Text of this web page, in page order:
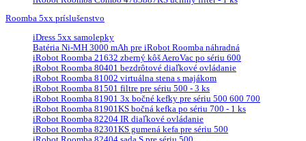
Roomba 5xx príslušenstvo
iDress 5xx samolepky
Batéria Ni-MH 3000 mAh pre iRobot Roomba náhradná
iRobot Roomba 21632 zberný kôš AeroVac po sériu 600
iRobot Roomba 80401 bezdrôtové diaľkové ovládanie
iRobot Roomba 81002 virtuálna stena s majákom
iRobot Roomba 81501 filtre pre sériu 500 - 3 ks
iRobot Roomba 81901 3x bočné kefky pre sériu 500 600 700
iRobot Roomba 81901KS bočná kefka po sériu 700 - 1 ks
iRobot Roomba 82204 IR diaľkové ovládanie
iRobot Roomba 82301KS gumená kefa pre sériu 500